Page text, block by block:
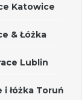
Katowice
& Łóżka
Lublin
i łóżka Toruń